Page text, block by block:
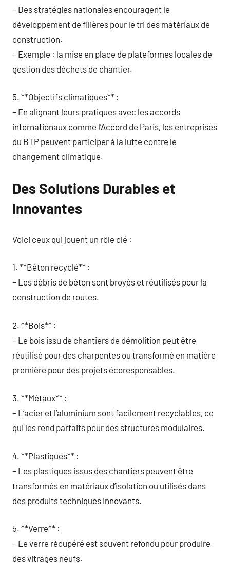
– Des stratégies nationales encouragent le
développement de filières pour le tri des matériaux de
construction.
– Exemple : la mise en place de plateformes locales de
gestion des déchets de chantier.
5. **Objectifs climatiques** :
– En alignant leurs pratiques avec les accords
internationaux comme l’Accord de Paris, les entreprises
du BTP peuvent participer à la lutte contre le
changement climatique.
Des Solutions Durables et
Innovantes
Voici ceux qui jouent un rôle clé :
1. **Béton recyclé** :
– Les débris de béton sont broyés et réutilisés pour la
construction de routes.
2. **Bois** :
– Le bois issu de chantiers de démolition peut être
réutilisé pour des charpentes ou transformé en matière
première pour des projets écoresponsables.
3. **Métaux** :
– L’acier et l’aluminium sont facilement recyclables, ce
qui les rend parfaits pour des structures modulaires.
4. **Plastiques** :
– Les plastiques issus des chantiers peuvent être
transformés en matériaux d’isolation ou utilisés dans
des produits techniques innovants.
5. **Verre** :
– Le verre récupéré est souvent refondu pour produire
des vitrages neufs.